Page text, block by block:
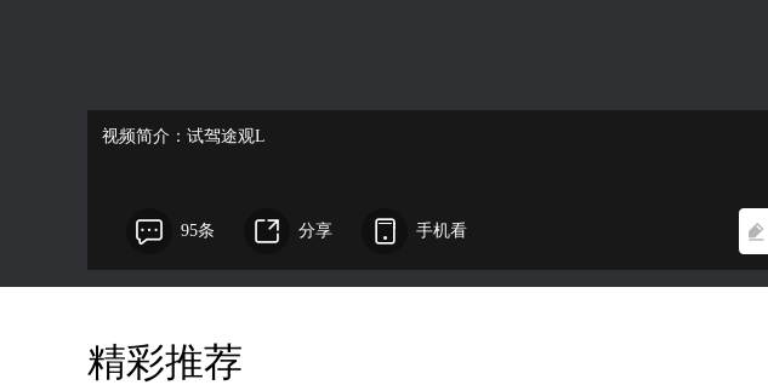
视频简介：试驾途观L
95条 分享 手机看
精彩推荐